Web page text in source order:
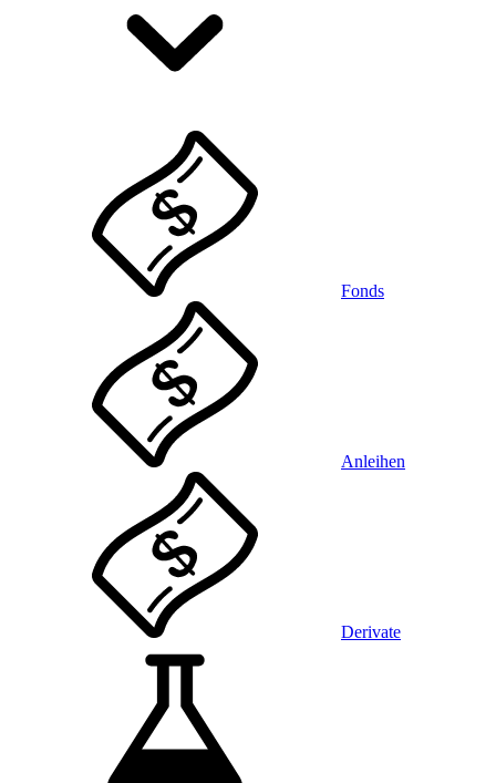
Fonds
Anleihen
Derivate